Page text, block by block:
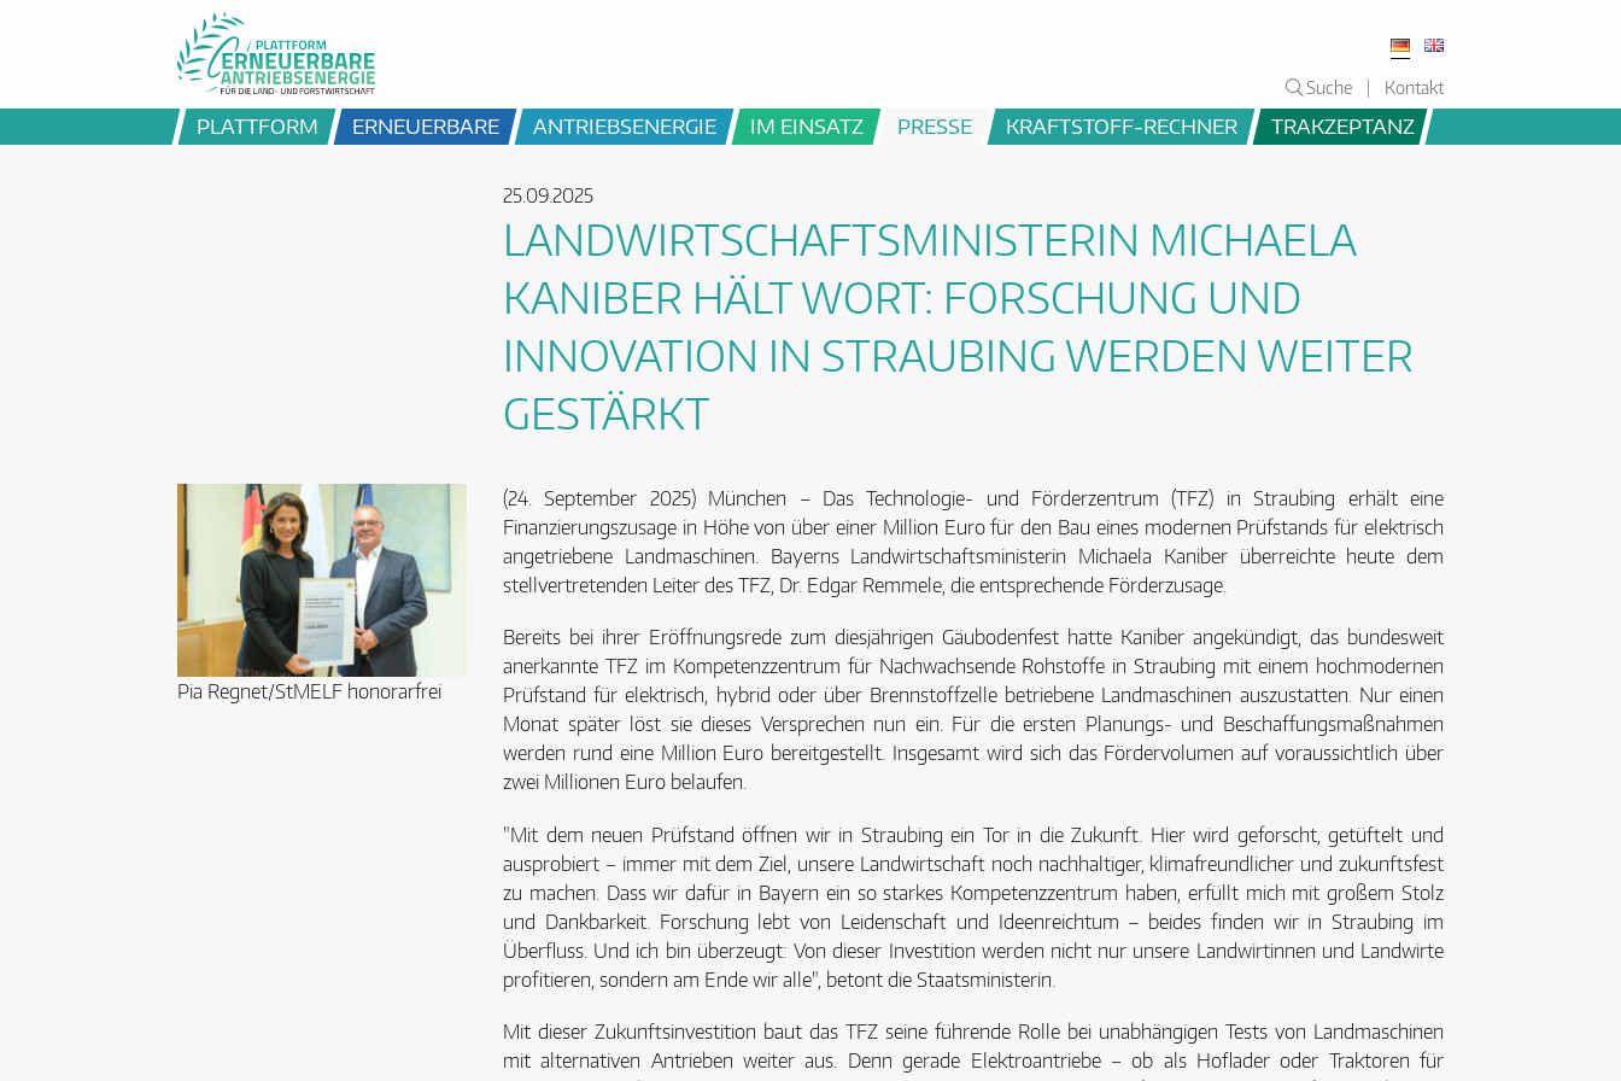
Suche Kontakt
PLATTFORM ERNEUERBARE ANTRIEBSENERGIE IM EINSATZ PRESSE KRAFTSTOFF-RECHNER TRAKZEPTANZ
25.09.2025
LANDWIRTSCHAFTSMINISTERIN MICHAELA
KANIBER HÄLT WORT: FORSCHUNG UND
INNOVATION IN STRAUBING WERDEN WEITER
GESTÄRKT
(24. September 2025) München – Das Technologie- und Förderzentrum (TFZ) in Straubing erhält eine
Finanzierungszusage in Höhe von über einer Million Euro für den Bau eines modernen Prüfstands für elektrisch
angetriebene Landmaschinen. Bayerns Landwirtschaftsministerin Michaela Kaniber überreichte heute dem
stellvertretenden Leiter des TFZ, Dr. Edgar Remmele, die entsprechende Förderzusage.
Bereits bei ihrer Eröffnungsrede zum diesjährigen Gäubodenfest hatte Kaniber angekündigt, das bundesweit
anerkannte TFZ im Kompetenzzentrum für Nachwachsende Rohstoffe in Straubing mit einem hochmodernen
Prüfstand für elektrisch, hybrid oder über Brennstoffzelle betriebene Landmaschinen auszustatten. Nur einen
Monat später löst sie dieses Versprechen nun ein. Für die ersten Planungs- und Beschaffungsmaßnahmen
werden rund eine Million Euro bereitgestellt. Insgesamt wird sich das Fördervolumen auf voraussichtlich über
zwei Millionen Euro belaufen.
"Mit dem neuen Prüfstand öffnen wir in Straubing ein Tor in die Zukunft. Hier wird geforscht, getüftelt und
ausprobiert – immer mit dem Ziel, unsere Landwirtschaft noch nachhaltiger, klimafreundlicher und zukunftsfest
zu machen. Dass wir dafür in Bayern ein so starkes Kompetenzzentrum haben, erfüllt mich mit großem Stolz
und Dankbarkeit. Forschung lebt von Leidenschaft und Ideenreichtum – beides finden wir in Straubing im
Überfluss. Und ich bin überzeugt: Von dieser Investition werden nicht nur unsere Landwirtinnen und Landwirte
profitieren, sondern am Ende wir alle", betont die Staatsministerin.
Mit dieser Zukunftsinvestition baut das TFZ seine führende Rolle bei unabhängigen Tests von Landmaschinen
mit alternativen Antrieben weiter aus. Denn gerade Elektroantriebe – ob als Hoflader oder Traktoren für
Pia Regnet/StMELF honorarfrei